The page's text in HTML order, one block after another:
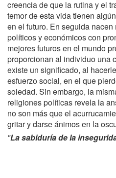
creencia de que la rutina y el
temor de esta vida tienen
en el futuro. En seguida
políticos y económicos con
mejores futuros en el mundo
proporcionan al individuo una
existe un significado, al
esfuerzo social, en el que
soledad. Sin embargo, la
religiones políticas revela la
no son más que el
gritar y darse ánimos en la
"La sabiduría de la